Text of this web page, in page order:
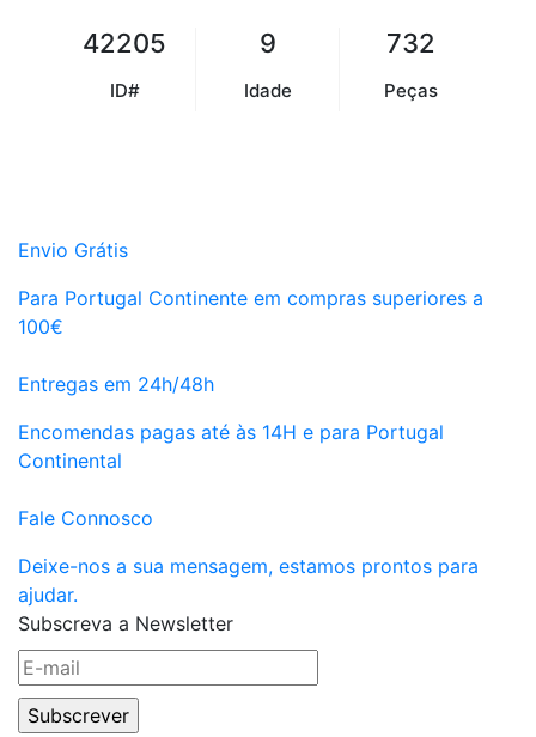
42205
ID#
9
Idade
732
Peças
Envio Grátis
Para Portugal Continente em compras superiores a
100€
Entregas em 24h/48h
Encomendas pagas até às 14H e para Portugal
Continental
Fale Connosco
Deixe-nos a sua mensagem, estamos prontos para
ajudar.
Subscreva a Newsletter